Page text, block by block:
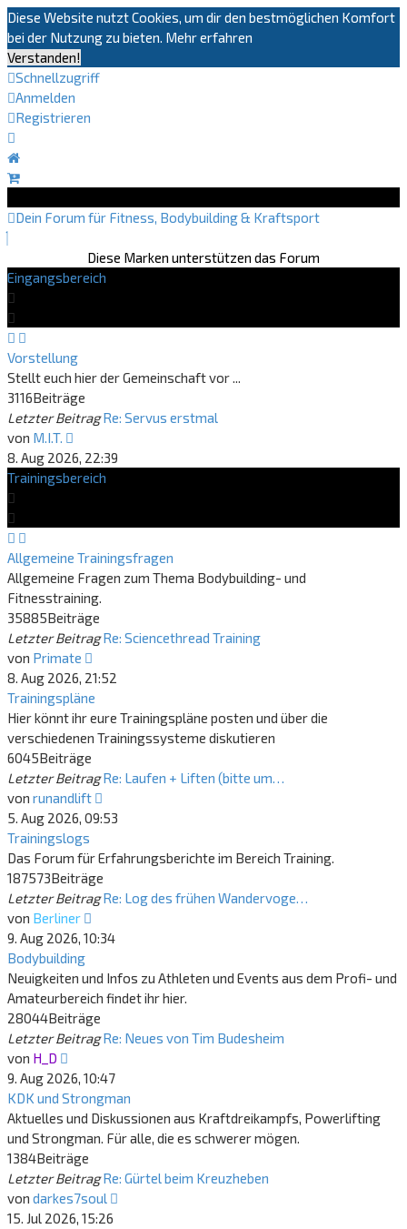
Diese Website nutzt Cookies, um dir den bestmöglichen Komfort
bei der Nutzung zu bieten. Mehr erfahren
Verstanden!
Schnellzugriff
Anmelden
Registrieren
Dein Forum für Fitness, Bodybuilding & Kraftsport
Diese Marken unterstützen das Forum
Eingangsbereich
Vorstellung
Stellt euch hier der Gemeinschaft vor ...
3116Beiträge
Letzter Beitrag Re: Servus erstmal
von M.I.T.
Beitrag
8. Aug 2026, 22:39
Trainingsbereich
Allgemeine Trainingsfragen
Allgemeine Fragen zum Thema Bodybuilding- und
Fitnesstraining.
35885Beiträge
Letzter Beitrag Re: Sciencethread Training
von Primate
Beitrag
8. Aug 2026, 21:52
Trainingspläne
Hier könnt ihr eure Trainingspläne posten und über die
verschiedenen Trainingssysteme diskutieren
6045Beiträge
Letzter Beitrag Re: Laufen + Liften (bitte um…
von runandlift
Beitrag
5. Aug 2026, 09:53
Trainingslogs
Das Forum für Erfahrungsberichte im Bereich Training.
187573Beiträge
Letzter Beitrag Re: Log des frühen Wandervoge…
von Berliner
Beitrag
9. Aug 2026, 10:34
Bodybuilding
Neuigkeiten und Infos zu Athleten und Events aus dem Profi- und
Amateurbereich findet ihr hier.
28044Beiträge
Letzter Beitrag Re: Neues von Tim Budesheim
von H_D
Beitrag
9. Aug 2026, 10:47
KDK und Strongman
Aktuelles und Diskussionen aus Kraftdreikampfs, Powerlifting
und Strongman. Für alle, die es schwerer mögen.
1384Beiträge
Letzter Beitrag Re: Gürtel beim Kreuzheben
von darkes7soul
15. Jul 2026, 15:26